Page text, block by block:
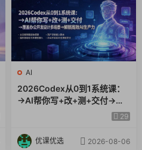
AI
2026Codex从0到1系统课：
→AI帮你写+改+测+交付→覆
盖办公开发设计多场景→解锁29
优课优选 2026-08-06